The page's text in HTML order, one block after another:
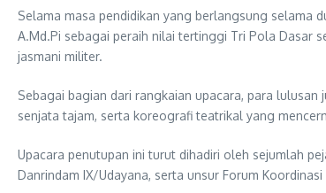
Selama masa pendidikan yang berlangsung selama
A.Md.Pi sebagai peraih nilai tertinggi Tri Pola Dasar
jasmani militer.
Sebagai bagian dari rangkaian upacara, para
senjata tajam, serta koreografi teatrikal yang
Upacara penutupan ini turut dihadiri oleh sejumlah
Danrindam IX/Udayana, serta unsur Forum